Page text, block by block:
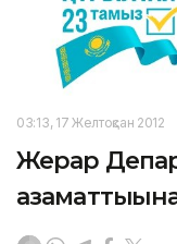
03:13, 17 Желтоқсан 2012
Жерар